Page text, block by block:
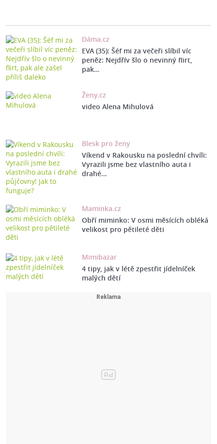
Dáma.cz
EVA (35): Šéf mi za večeři slíbil víc
peněz: Nejdřív šlo o nevinný flirt,
pak…
Ženy.cz
video Alena Mihulová
Blesk pro ženy
Víkend v Rakousku na poslední chvíli:
Vyrazili jsme bez vlastního auta i
drahé…
Maminka.cz
Obří miminko: V osmi měsících obléká
velikost pro pětileté děti
Mimibazar
4 tipy, jak v létě zpestřit jídelníček
malých dětí